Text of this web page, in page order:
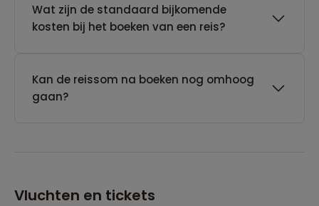
Wat zijn de standaard bijkomende
kosten bij het boeken van een reis?
Kan de reissom na boeken nog omhoog
gaan?
Vluchten en tickets